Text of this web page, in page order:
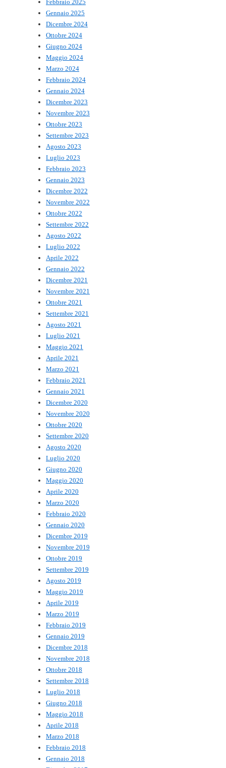
Febbraio 2025
Gennaio 2025
Dicembre 2024
Ottobre 2024
Giugno 2024
Maggio 2024
Marzo 2024
Febbraio 2024
Gennaio 2024
Dicembre 2023
Novembre 2023
Ottobre 2023
Settembre 2023
Agosto 2023
Luglio 2023
Febbraio 2023
Gennaio 2023
Dicembre 2022
Novembre 2022
Ottobre 2022
Settembre 2022
Agosto 2022
Luglio 2022
Aprile 2022
Gennaio 2022
Dicembre 2021
Novembre 2021
Ottobre 2021
Settembre 2021
Agosto 2021
Luglio 2021
Maggio 2021
Aprile 2021
Marzo 2021
Febbraio 2021
Gennaio 2021
Dicembre 2020
Novembre 2020
Ottobre 2020
Settembre 2020
Agosto 2020
Luglio 2020
Giugno 2020
Maggio 2020
Aprile 2020
Marzo 2020
Febbraio 2020
Gennaio 2020
Dicembre 2019
Novembre 2019
Ottobre 2019
Settembre 2019
Agosto 2019
Maggio 2019
Aprile 2019
Marzo 2019
Febbraio 2019
Gennaio 2019
Dicembre 2018
Novembre 2018
Ottobre 2018
Settembre 2018
Luglio 2018
Giugno 2018
Maggio 2018
Aprile 2018
Marzo 2018
Febbraio 2018
Gennaio 2018